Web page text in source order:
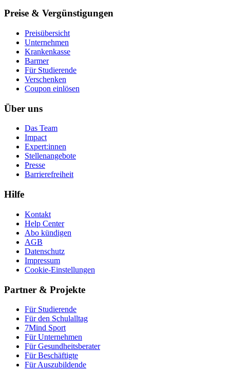
Preise & Vergünstigungen
Preisübersicht
Unternehmen
Krankenkasse
Barmer
Für Studierende
Ver­schen­ken
Coupon einlösen
Über uns
Das Team
Impact
Expert:innen
Stellenangebote
Presse
Barrierefreiheit
Hilfe
Kontakt
Help Center
Abo kündigen
AGB
Datenschutz
Impressum
Cookie-Einstellungen
Partner & Projekte
Für Stu­die­rende
Für den Schulalltag
7Mind Sport
Für Unter­neh­men
Für Gesund­heits­be­ra­ter
Für Beschäftigte
Für Auszubildende